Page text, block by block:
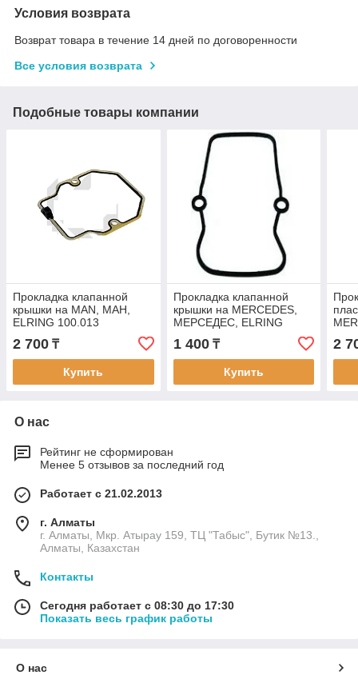
Условия возврата
Возврат товара в течение 14 дней по договоренности
Все условия возврата
Подобные товары компании
Прокладка клапанной
крышки на MAN, МАН,
ELRING 100.013
2 700 ₸
Купить
Прокладка клапанной
крышки на MERCEDES,
МЕРСЕДЕС, ELRING
060.560
1 400₸
Купить
2
О нас
Рейтинг не сформирован
Менее 5 отзывов за последний год
Работает с 21.02.2013
г. Алматы
г. Алматы, Мкр. Атырау 159, ТЦ "Табыс", Бутик №13.,
Алматы, Казахстан
Контакты
Сегодня работает с 08:30 до 17:30
Показать весь график работы
О нас